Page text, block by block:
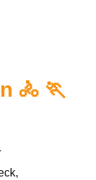
🚴 🏃